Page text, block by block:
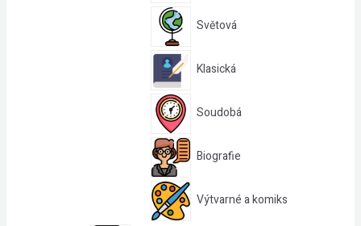
Světová
Klasická
Soudobá
Biografie
Výtvarné a komiks